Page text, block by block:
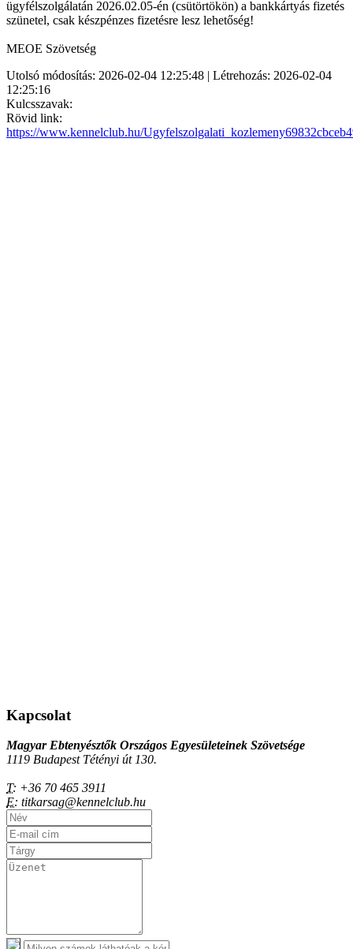
ügyfélszolgálatán 2026.02.05-én (csütörtökön) a bankkártyás fizetés
szünetel, csak készpénzes fizetésre lesz lehetőség!
MEOE Szövetség
Utolsó módosítás: 2026-02-04 12:25:48 | Létrehozás: 2026-02-04
12:25:16
Kulcsszavak:
Rövid link:
https://www.kennelclub.hu/
Kapcsolat
Magyar Ebtenyésztők Országos Egyesületeinek Szövetsége
1119 Budapest Tétényi út 130.
T: +36 70 465 3911
E: titkarsag@kennelclub.hu